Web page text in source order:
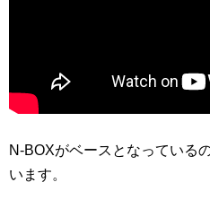
N-BOXがベースとなっている
います。